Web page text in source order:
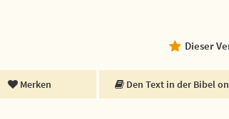
Dieser
Merken Den Text in der Bibel